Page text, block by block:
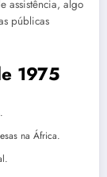
assistência, algo
públicas
1975
na África.